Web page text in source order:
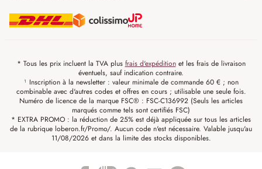
* Tous les prix incluent la TVA plus frais d'expéditionet les frais de livraison
éventuels, sauf indication contraire.
¹ Inscription à la newsletter : valeur minimale de commande 60 € ; non
combinable avec d'autres codes et offres en cours ; utilisable une seule fois.
Numéro de licence de la marque FSC® : FSC-C136992 (Seuls les articles
marqués comme tels sont certifiés FSC)
* EXTRA PROMO : la réduction de 25% est déjà appliquée sur tous les articles
de la rubrique loberon.fr/Promo/. Aucun code n'est nécessaire. Valable jusqu'au
11/08/2026 et dans la limite des stocks disponibles.